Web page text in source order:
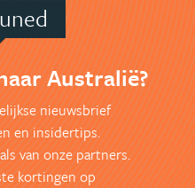
Australië?
nieuwsbrief
en insidertips.
van onze partners.
kortingen op